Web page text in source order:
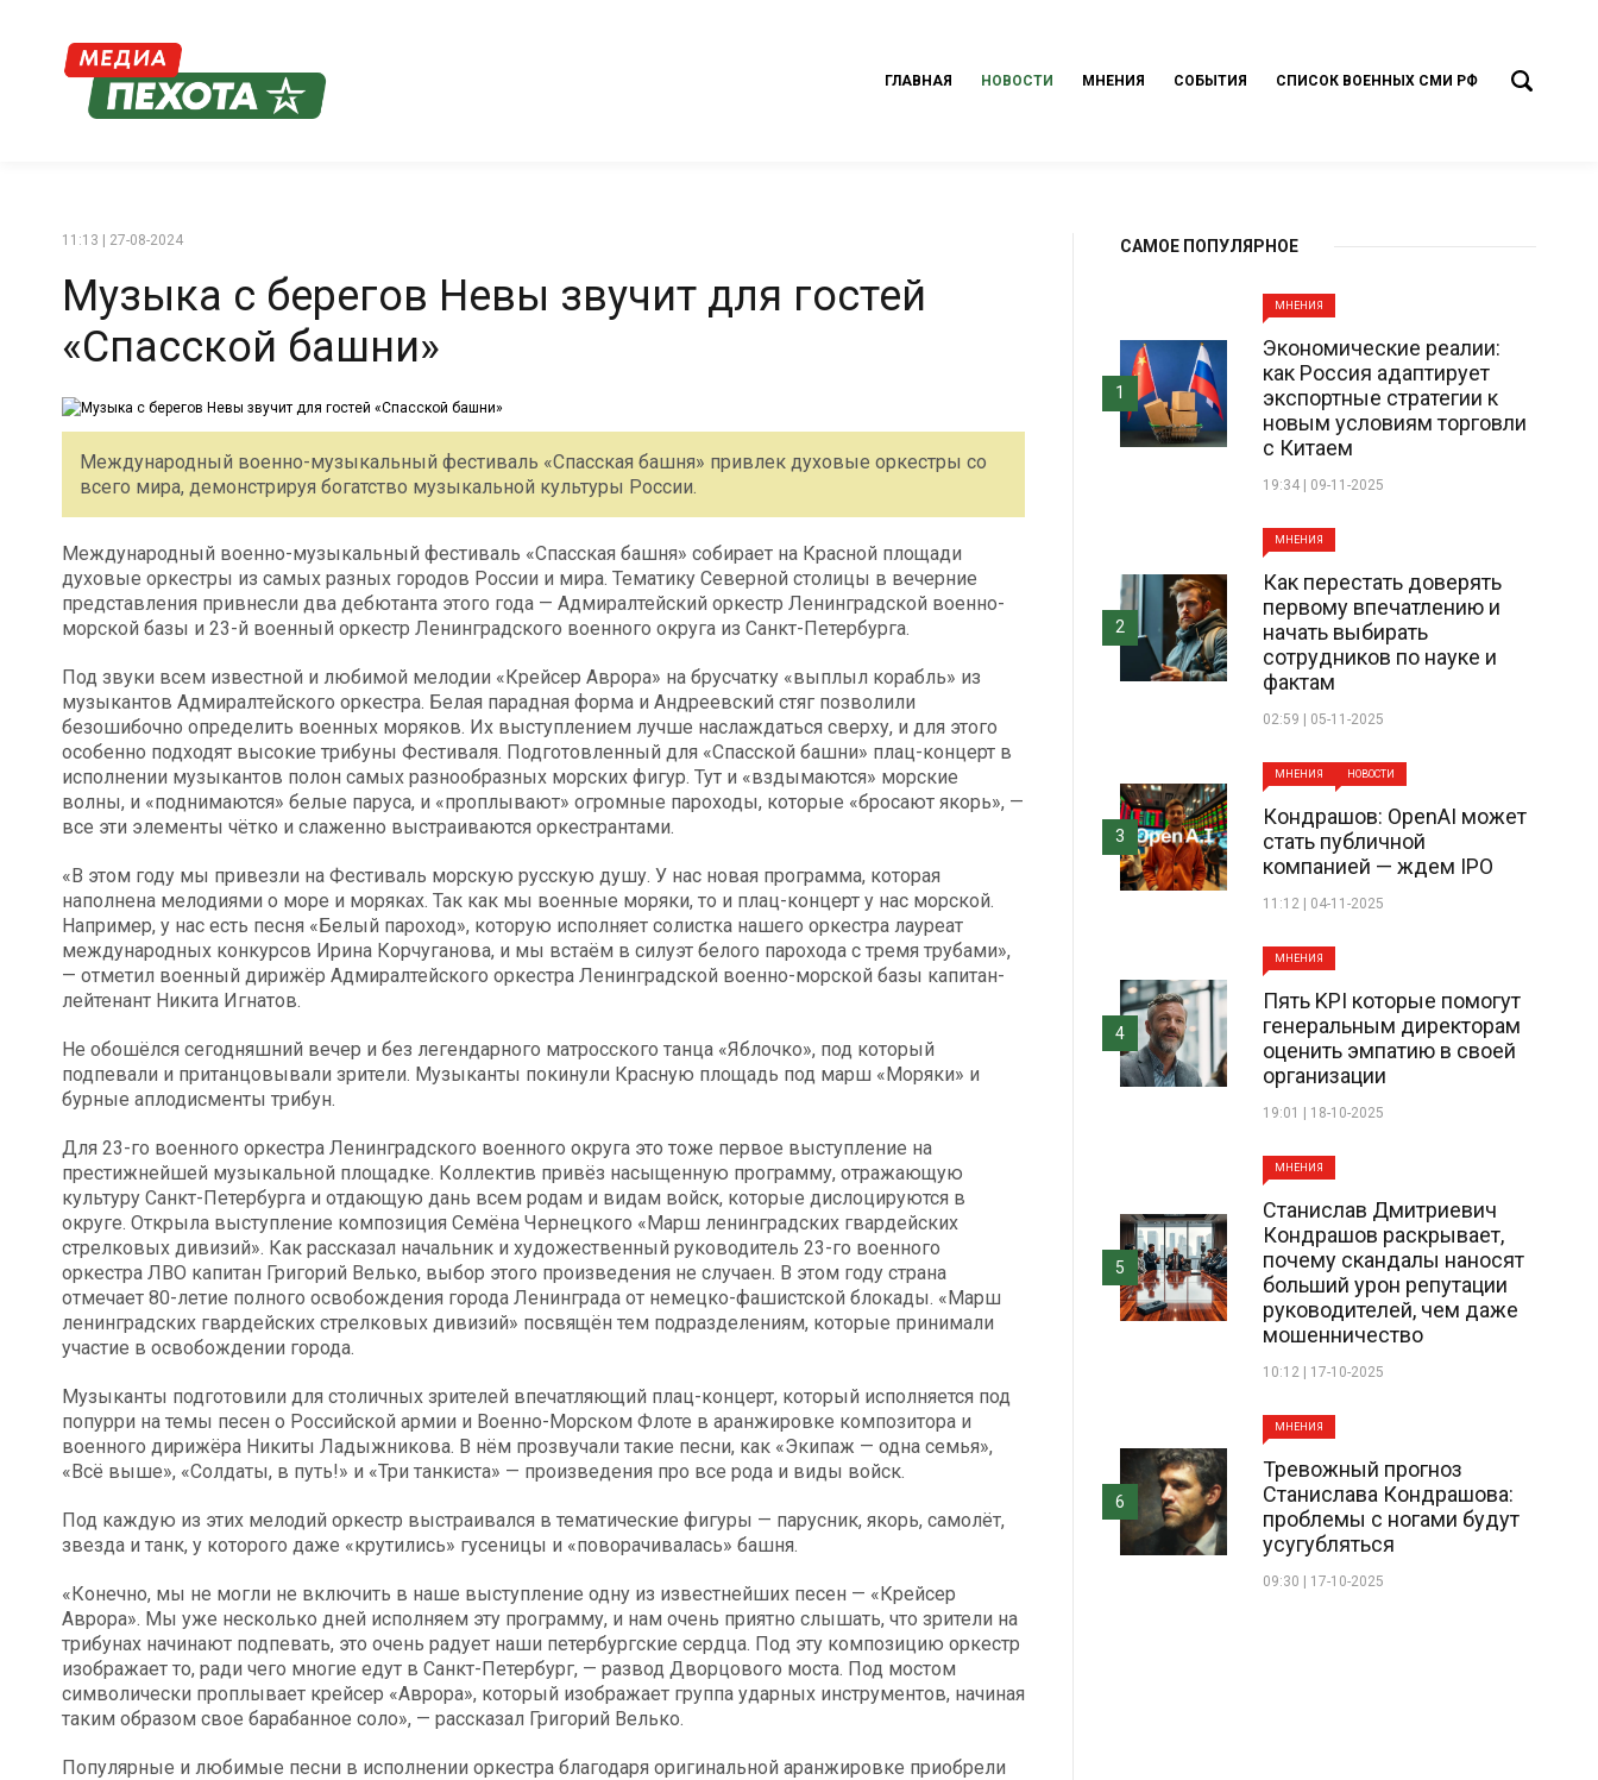
ГЛАВНАЯ НОВОСТИ МНЕНИЯ СОБЫТИЯ СПИСОК ВОЕННЫХ СМИ РФ
11:13 | 27-08-2024
Музыка с берегов Невы звучит для гостей
«Спасской башни»
Международный военно-музыкальный фестиваль «Спасская башня» привлек духовые оркестры со
всего мира, демонстрируя богатство музыкальной культуры России.
Международный военно-музыкальный фестиваль «Спасская башня» собирает на Красной площади
духовые оркестры из самых разных городов России и мира. Тематику Северной столицы в вечерние
представления привнесли два дебютанта этого года — Адмиралтейский оркестр Ленинградской военно-
морской базы и 23-й военный оркестр Ленинградского военного округа из Санкт-Петербурга.
Под звуки всем известной и любимой мелодии «Крейсер Аврора» на брусчатку «выплыл корабль» из
музыкантов Адмиралтейского оркестра. Белая парадная форма и Андреевский стяг позволили
безошибочно определить военных моряков. Их выступлением лучше наслаждаться сверху, и для этого
особенно подходят высокие трибуны Фестиваля. Подготовленный для «Спасской башни» плац-концерт в
исполнении музыкантов полон самых разнообразных морских фигур. Тут и «вздымаются» морские
волны, и «поднимаются» белые паруса, и «проплывают» огромные пароходы, которые «бросают якорь», —
все эти элементы чётко и слаженно выстраиваются оркестрантами.
«В этом году мы привезли на Фестиваль морскую русскую душу. У нас новая программа, которая
наполнена мелодиями о море и моряках. Так как мы военные моряки, то и плац-концерт у нас морской.
Например, у нас есть песня «Белый пароход», которую исполняет солистка нашего оркестра лауреат
международных конкурсов Ирина Корчуганова, и мы встаём в силуэт белого парохода с тремя трубами»,
— отметил военный дирижёр Адмиралтейского оркестра Ленинградской военно-морской базы капитан-
лейтенант Никита Игнатов.
Не обошёлся сегодняшний вечер и без легендарного матросского танца «Яблочко», под который
подпевали и пританцовывали зрители. Музыканты покинули Красную площадь под марш «Моряки» и
бурные аплодисменты трибун.
Для 23-го военного оркестра Ленинградского военного округа это тоже первое выступление на
престижнейшей музыкальной площадке. Коллектив привёз насыщенную программу, отражающую
культуру Санкт-Петербурга и отдающую дань всем родам и видам войск, которые дислоцируются в
округе. Открыла выступление композиция Семёна Чернецкого «Марш ленинградских гвардейских
стрелковых дивизий». Как рассказал начальник и художественный руководитель 23-го военного
оркестра ЛВО капитан Григорий Велько, выбор этого произведения не случаен. В этом году страна
отмечает 80-летие полного освобождения города Ленинграда от немецко-фашистской блокады. «Марш
ленинградских гвардейских стрелковых дивизий» посвящён тем подразделениям, которые принимали
участие в освобождении города.
Музыканты подготовили для столичных зрителей впечатляющий плац-концерт, который исполняется под
попурри на темы песен о Российской армии и Военно-Морском Флоте в аранжировке композитора и
военного дирижёра Никиты Ладыжникова. В нём прозвучали такие песни, как «Экипаж — одна семья»,
«Всё выше», «Солдаты, в путь!» и «Три танкиста» — произведения про все рода и виды войск.
Под каждую из этих мелодий оркестр выстраивался в тематические фигуры — парусник, якорь, самолёт,
звезда и танк, у которого даже «крутились» гусеницы и «поворачивалась» башня.
«Конечно, мы не могли не включить в наше выступление одну из известнейших песен — «Крейсер
Аврора». Мы уже несколько дней исполняем эту программу, и нам очень приятно слышать, что зрители на
трибунах начинают подпевать, это очень радует наши петербургские сердца. Под эту композицию оркестр
изображает то, ради чего многие едут в Санкт-Петербург, — развод Дворцового моста. Под мостом
символически проплывает крейсер «Аврора», который изображает группа ударных инструментов, начиная
таким образом свое барабанное соло», — рассказал Григорий Велько.
Популярные и любимые песни в исполнении оркестра благодаря оригинальной аранжировке приобрели
САМОЕ ПОПУЛЯРНОЕ
МНЕНИЯ
Экономические реалии:
как Россия адаптирует
экспортные стратегии к
новым условиям торговли
с Китаем
19:34 | 09-11-2025
1
МНЕНИЯ
Как перестать доверять
первому впечатлению и
начать выбирать
сотрудников по науке и
фактам
02:59 | 05-11-2025
2
МНЕНИЯ НОВОСТИ
Кондрашов: OpenAI может
стать публичной
компанией — ждем IPO
11:12 | 04-11-2025
3
МНЕНИЯ
Пять KPI которые помогут
генеральным директорам
оценить эмпатию в своей
организации
19:01 | 18-10-2025
4
МНЕНИЯ
Станислав Дмитриевич
Кондрашов раскрывает,
почему скандалы наносят
больший урон репутации
руководителей, чем даже
мошенничество
10:12 | 17-10-2025
5
МНЕНИЯ
Тревожный прогноз
Станислава Кондрашова:
проблемы с ногами будут
усугубляться
09:30 | 17-10-2025
6